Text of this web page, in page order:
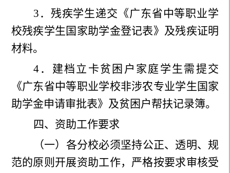
3 ．残疾学生递交《广东省中等职业学
校残疾学生国家助学金登记表》及残疾证明
材料。
4．建档立卡贫困户家庭学生需提交
《广东省中等职业学校非涉农专业学生国家
助学金申请审批表》及贫困户帮扶记录簿。
四、资助工作要求
（一）各分校必须坚持公正、透明、规
范的原则开展资助工作，严格按要求审核受